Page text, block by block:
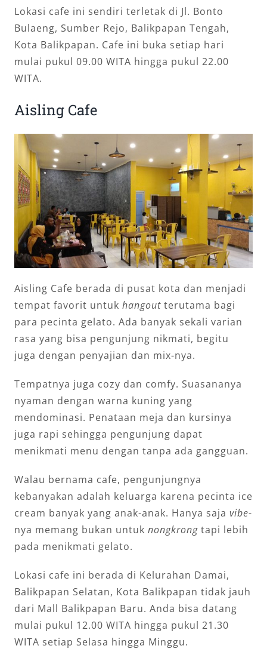
Lokasi cafe ini sendiri terletak di Jl. Bonto
Bulaeng, Sumber Rejo, Balikpapan Tengah,
Kota Balikpapan. Cafe ini buka setiap hari
mulai pukul 09.00 WITA hingga pukul 22.00
WITA.
Aisling Cafe
Aisling Cafe berada di pusat kota dan menjadi
tempat favorit untuk hangoutterutama bagi
para pecinta gelato. Ada banyak sekali varian
rasa yang bisa pengunjung nikmati, begitu
juga dengan penyajian dan mix-nya.
Tempatnya juga cozy dan comfy. Suasananya
nyaman dengan warna kuning yang
mendominasi. Penataan meja dan kursinya
juga rapi sehingga pengunjung dapat
menikmati menu dengan tanpa ada gangguan.
Walau bernama cafe, pengunjungnya
kebanyakan adalah keluarga karena pecinta ice
cream banyak yang anak-anak. Hanya saja vibe-
nya memang bukan untuk nongkrongtapi lebih
pada menikmati gelato.
Lokasi cafe ini berada di Kelurahan Damai,
Balikpapan Selatan, Kota Balikpapan tidak jauh
dari Mall Balikpapan Baru. Anda bisa datang
mulai pukul 12.00 WITA hingga pukul 21.30
WITA setiap Selasa hingga Minggu.